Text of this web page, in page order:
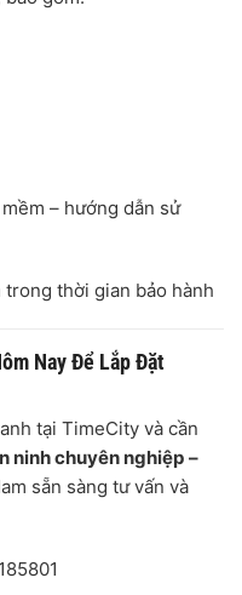
– hướng dẫn sử
thời gian bảo hành
Nay Để Lắp Đặt
tại TimeCity và cần
ninh chuyên nghiệp –
sẵn sàng tư vấn và